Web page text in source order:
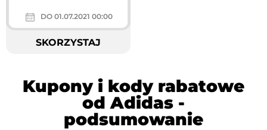
DO 01.07.2021 00:00
SKORZYSTAJ
Kupony i kody rabatowe
od Adidas -
podsumowanie